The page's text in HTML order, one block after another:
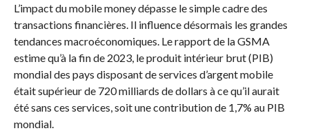
L’impact du mobile money dépasse le simple cadre des
transactions financières. Il influence désormais les grandes
tendances macroéconomiques. Le rapport de la GSMA
estime qu’à la fin de 2023, le produit intérieur brut (PIB)
mondial des pays disposant de services d’argent mobile
était supérieur de 720 milliards de dollars à ce qu’il aurait
été sans ces services, soit une contribution de 1,7% au PIB
mondial.